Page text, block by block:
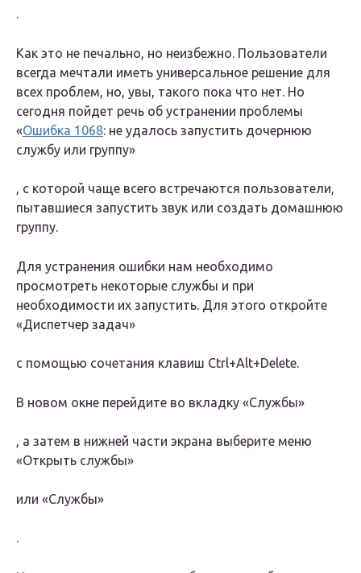
.
Как это не печально, но неизбежно. Пользователи
всегда мечтали иметь универсальное решение для
всех проблем, но, увы, такого пока что нет. Но
сегодня пойдет речь об устранении проблемы
«Ошибка 1068: не удалось запустить дочернюю
службу или группу»
, с которой чаще всего встречаются пользователи,
пытавшиеся запустить звук или создать домашнюю
группу.
Для устранения ошибки нам необходимо
просмотреть некоторые службы и при
необходимости их запустить. Для этого откройте
«Диспетчер задач»
с помощью сочетания клавиш Ctrl+Alt+Delete.
В новом окне перейдите во вкладку «Службы»
, а затем в нижней части экрана выберите меню
«Открыть службы»
или «Службы»
.